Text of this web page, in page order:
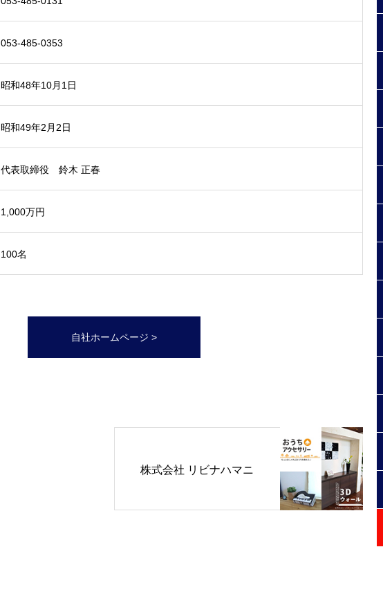
053-485-0353
昭和48年10月1日
昭和49年2月2日
代表取締役 鈴木 正春
1,000万円
100名
自社ホームページ >
株式会社 リビナハマニ